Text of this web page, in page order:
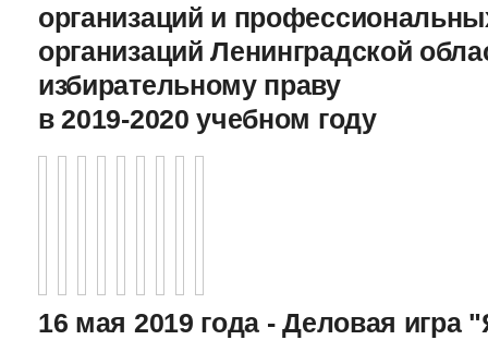
организаций и
организаций Ленинградской
избирательному праву
в 2019-2020 учебном году
16 мая 2019 года - Деловая игра